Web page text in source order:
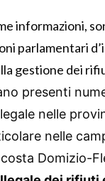
informazioni,
parlamentari
gestione dei
presenti
nelle
nelle
Domizio-